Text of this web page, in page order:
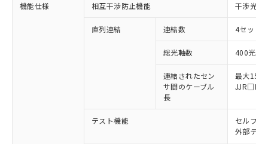
機能仕様 相互干渉防止機能 干渉光回
直列連結 連結数 4セット
総光軸数 400光軸
連結されたセン
サ間のケーブル
長
最大15m
JJR□L）
テスト機能
セルフテ
外部テス
以下の条件をお読みいただき、同意のうえ
商品の当社在庫状況および標準価格
非含有に対応した製品が提供可能な商品で
対応予定：EU RoHS指令（10物質）の非含
非含有に非対応の商品で、対応品を出す予
非含有の対応状況を調査中または確認中の
※1 中国RoHS○×表